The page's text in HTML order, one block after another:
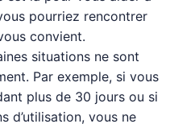
pourriez rencontrer
convient.
situations ne sont
Par exemple, si vous
plus de 30 jours ou si
d’utilisation, vous ne